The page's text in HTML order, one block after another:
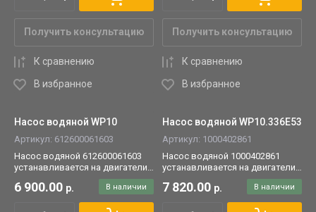
Получить консультацию
К сравнению
В избранное
Получить консультацию
К сравнению
В избранное
Насос водяной WP10
Артикул: 612600061603
Насос водяной 612600061603
устанавливается на двигатели
В наличии
6 900.00 р.
Насос водяной WP10.336E53
Артикул: 1000402861
Насос водяной 1000402861
устанавливается на двигатели
В наличии
7 820.00 р.